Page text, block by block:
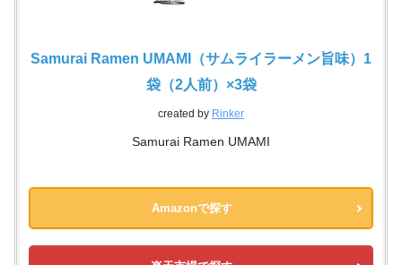
Samurai Ramen UMAMI（サムライラーメン旨味）1
袋（2人前）×3袋
created by Rinker
Samurai Ramen UMAMI
Amazonで探す